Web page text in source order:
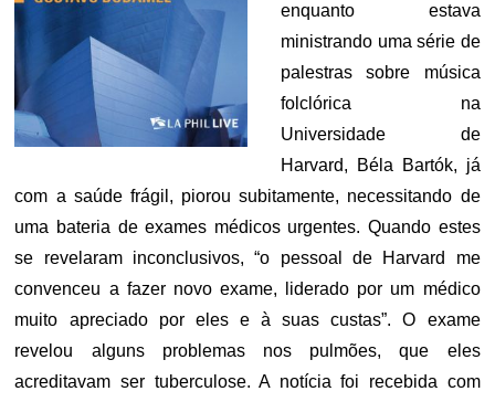
enquanto estava
ministrando uma série de
palestras sobre música
folclórica na
Universidade de
Harvard, Béla Bartók, já
com a saúde frágil, piorou subitamente, necessitando de
uma bateria de exames médicos urgentes. Quando estes
se revelaram inconclusivos, “o pessoal de Harvard me
convenceu a fazer novo exame, liderado por um médico
muito apreciado por eles e à suas custas”. O exame
revelou alguns problemas nos pulmões, que eles
acreditavam ser tuberculose. A notícia foi recebida com